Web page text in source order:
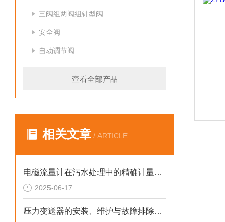
三阀组两阀组针型阀
安全阀
自动调节阀
查看全部产品
相关文章 / ARTICLE
电磁流量计在污水处理中的精确计量与控制
2025-06-17
压力变送器的安装、维护与故障排除全面指南